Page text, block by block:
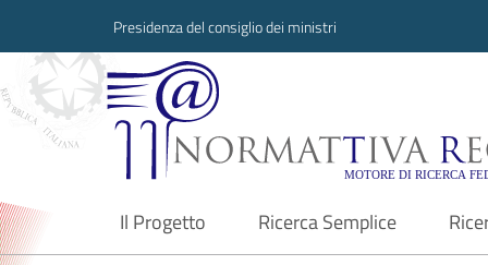
Presidenza del consiglio dei ministri
Normattiva
Il Progetto
current Ricerca Semplice